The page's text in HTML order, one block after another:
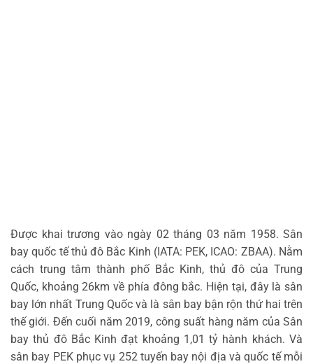
Được khai trương vào ngày 02 tháng 03 năm 1958. Sân
bay quốc tế thủ đô Bắc Kinh (IATA: PEK, ICAO: ZBAA). Nằm
cách trung tâm thành phố Bắc Kinh, thủ đô của Trung
Quốc, khoảng 26km về phía đông bắc. Hiện tại, đây là sân
bay lớn nhất Trung Quốc và là sân bay bận rộn thứ hai trên
thế giới. Đến cuối năm 2019, công suất hàng năm của Sân
bay thủ đô Bắc Kinh đạt khoảng 1,01 tỷ hành khách. Và
sân bay PEK phục vụ 252 tuyến bay nội địa và quốc tế mỗi